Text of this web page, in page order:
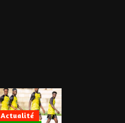
Actualité